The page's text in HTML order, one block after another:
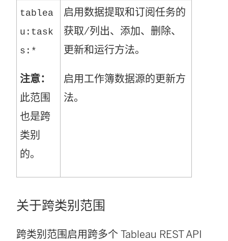
tablea
u:task
s:*
注意：
此范围
也是跨
类别
的。
启用数据提取和订阅任务的
获取/列出、添加、删除、
更新和运行方法。
启用工作簿数据源的更新方
法。
关于跨类别范围
跨类别范围启用跨多个 Tableau REST API